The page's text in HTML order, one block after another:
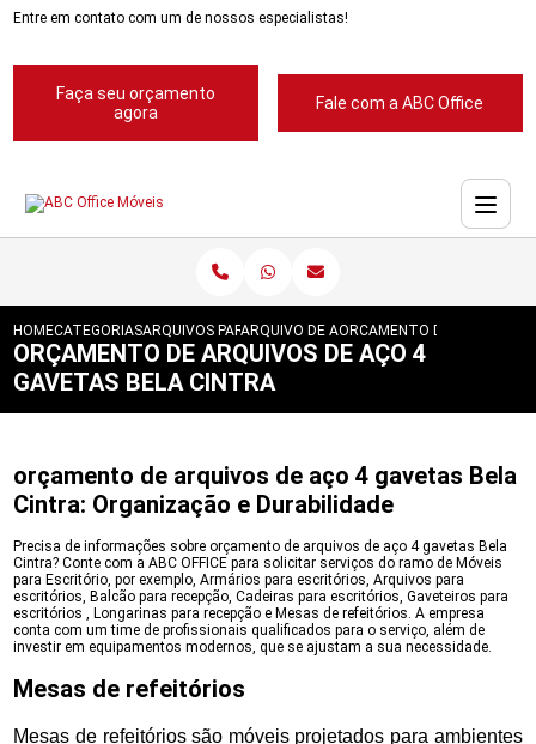
Entre em contato com um de nossos especialistas!
Faça seu orçamento
agora
Fale com a ABC Office
HOMECATEGORIASARQUIVOS PARA ESCRITORIOS
ARQUIVO DE ACO PARA ESCRITORIOS
ORCAMENTO DE ARQUIVOS
ORÇAMENTO DE ARQUIVOS DE AÇO 4
GAVETAS BELA CINTRA
orçamento de arquivos de aço 4 gavetas Bela
Cintra: Organização e Durabilidade
Precisa de informações sobre orçamento de arquivos de aço 4 gavetas Bela
Cintra? Conte com a ABC OFFICE para solicitar serviços do ramo de Móveis
para Escritório, por exemplo, Armários para escritórios, Arquivos para
escritórios, Balcão para recepção, Cadeiras para escritórios, Gaveteiros para
escritórios , Longarinas para recepção e Mesas de refeitórios. A empresa
conta com um time de profissionais qualificados para o serviço, além de
investir em equipamentos modernos, que se ajustam a sua necessidade.
Mesas de refeitórios
Mesas de refeitórios são móveis projetados para ambientes